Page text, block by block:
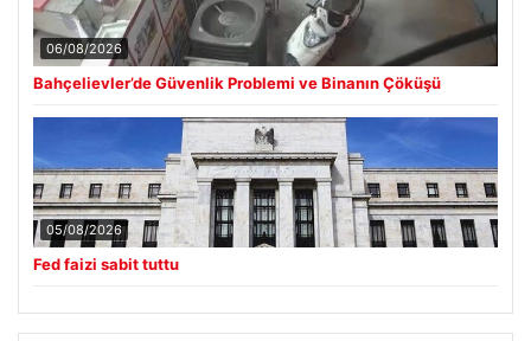
06/08/2026
Bahçelievler’de Güvenlik Problemi ve Binanın Çöküşü
05/08/2026
Fed faizi sabit tuttu